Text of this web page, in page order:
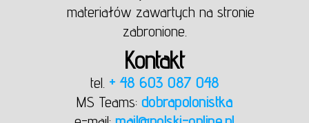
materiałów zawartych na stronie
zabronione.
Kontakt
tel. + 48 603 087 048
MS Teams: dobrapolonistka